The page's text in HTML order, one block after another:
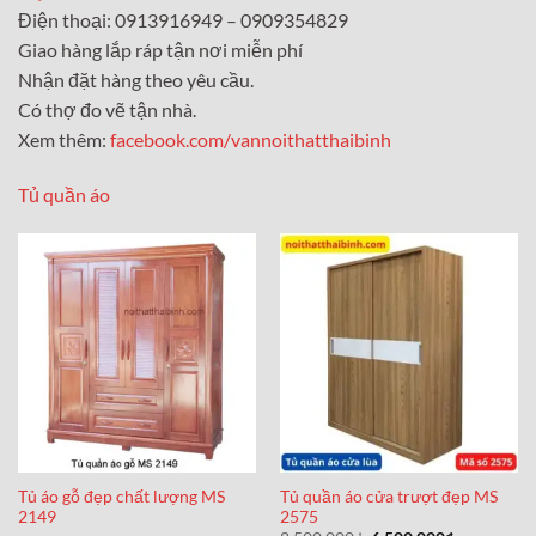
Điện thoại: 0913916949 – 0909354829
Giao hàng lắp ráp tận nơi miễn phí
Nhận đặt hàng theo yêu cầu.
Có thợ đo vẽ tận nhà.
Xem thêm: facebook.com/vannoithatthaibinh
Tủ quần áo
Tủ áo gỗ đẹp chất lượng MS
2149
Tủ quần áo cửa trượt đẹp MS
2575